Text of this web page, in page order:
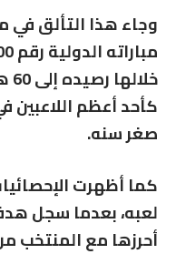
وجاء هذا التألق في
كأحد أعظم اللاعبين
صغر سنه.
كما أظهرت
لعبه، بعدما سجل
أحرزها مع المنتخب